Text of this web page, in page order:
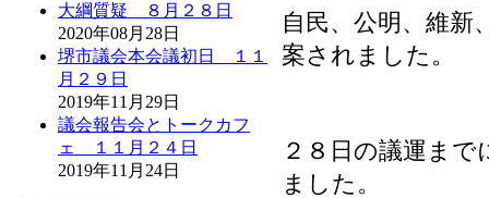
大綱質疑 ８月２８日
2020年08月28日
堺市議会本会議初日 １１
月２９日
2019年11月29日
議会報告会とトークカフ
ェ １１月２４日
2019年11月24日
自民、公明、維新
案されました。
２８日の議運ま
ました。